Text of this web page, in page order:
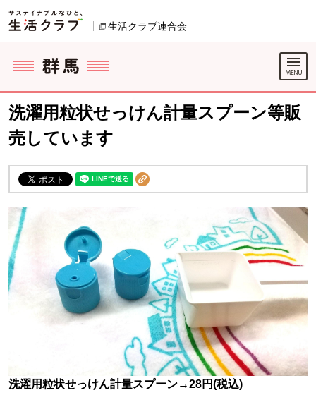
ページの先頭です。
生活クラブ連合会
ここからサイト内共通メニューです。
サイト内共通メニューをスキップする
サイト内共通メニューここまで。
洗濯用粒状せっけん計量スプーン等販
売しています
洗濯用粒状せっけん計量スプーン→28円(税込)